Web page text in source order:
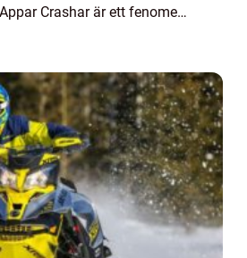
Crashar är ett fenomen